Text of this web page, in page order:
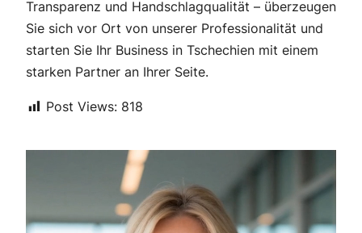
Transparenz und Handschlagqualität – überzeugen
Sie sich vor Ort von unserer Professionalität und
starten Sie Ihr Business in Tschechien mit einem
starken Partner an Ihrer Seite.
Post Views: 818